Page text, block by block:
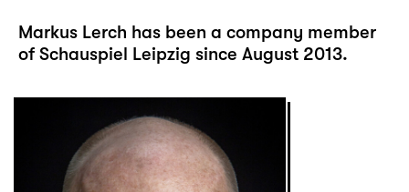
Markus Lerch has been a company member
of Schauspiel Leipzig since August 2013.